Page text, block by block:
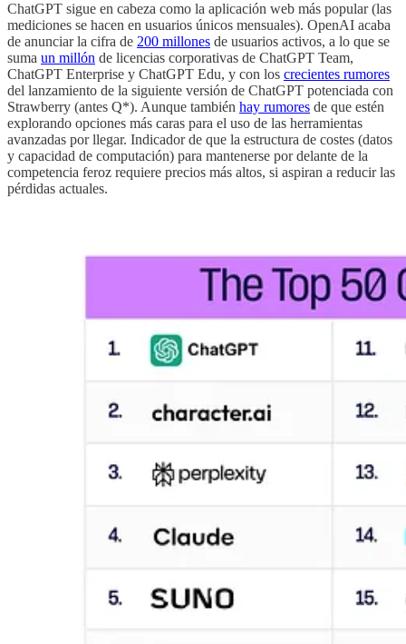
ChatGPT sigue en cabeza como la aplicación web más popular (las
mediciones se hacen en usuarios únicos mensuales). OpenAI acaba
de anunciar la cifra de 200 millones de usuarios activos, a lo que se
suma un millón de licencias corporativas de ChatGPT Team,
ChatGPT Enterprise y ChatGPT Edu, y con los crecientes rumores
del lanzamiento de la siguiente versión de ChatGPT potenciada con
Strawberry (antes Q*). Aunque también hay rumores de que estén
explorando opciones más caras para el uso de las herramientas
avanzadas por llegar. Indicador de que la estructura de costes (datos
y capacidad de computación) para mantenerse por delante de la
competencia feroz requiere precios más altos, si aspiran a reducir las
pérdidas actuales.